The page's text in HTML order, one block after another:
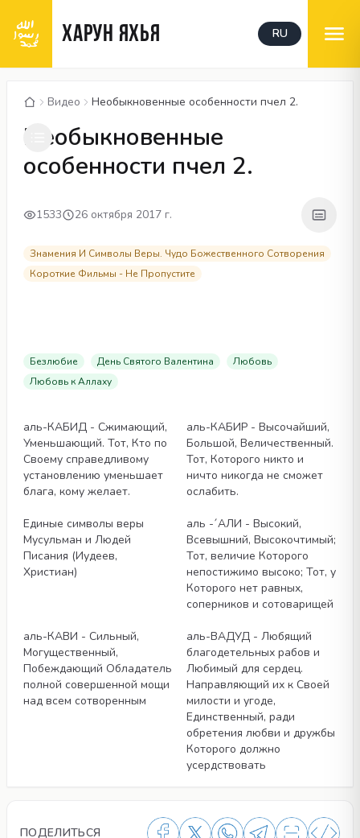
ХАРУН ЯХЬЯ RU
Видео Необыкновенные особенности пчел 2.
CC 00:05 / 09:59 480P
Необыкновенные
особенности пчел 2.
1533 26 октября 2017 г.
Знамения И Символы Веры. Чудо Божественного Сотворения
Короткие Фильмы - Не Пропустите
Безлюбие День Святого Валентина
Любовь
Любовь к Аллаху
аль-КАБИД - Сжимающий,
Уменьшающий. Тот, Кто по
Своему справедливому
установлению уменьшает
блага, кому желает.
аль-КАБИР - Высочайший,
Большой, Величественный.
Тот, Которого никто и
ничто никогда не сможет
ослабить.
Единые символы веры
Мусульман и Людей
Писания (Иудеев,
Христиан)
аль -´АЛИ - Высокий,
Всевышний, Высокочтимый;
Тот, величие Которого
непостижимо высоко; Тот, у
Которого нет равных,
соперников и сотоварищей
аль-КАВИ - Сильный,
Могущественный,
Побеждающий Обладатель
полной совершенной мощи
над всем сотворенным
аль-ВАДУД - Любящий
благодетельных рабов и
Любимый для сердец.
Направляющий их к Своей
милости и угоде,
Единственный, ради
обретения любви и дружбы
Которого должно
усердствовать
ПОДЕЛИТЬСЯ